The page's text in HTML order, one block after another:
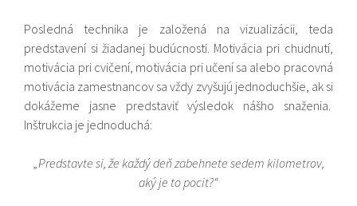
Posledná technika je založená na vizualizácii, teda
predstavení si žiadanej budúcnosti. Motivácia pri chudnutí,
motivácia pri cvičení, motivácia pri učení sa alebo pracovná
motivácia zamestnancov sa vždy zvyšujú jednoduchšie, ak si
dokážeme jasne predstaviť výsledok nášho snaženia.
Inštrukcia je jednoduchá:
„Predstavte si, že každý deň zabehnete sedem kilometrov,
aký je to pocit?“